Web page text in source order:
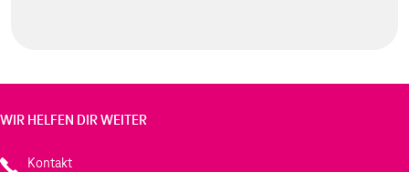
WIR HELFEN DIR WEITER
Kontakt